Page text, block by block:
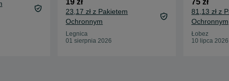
19 zł
23,17 zł z Pakietem
Ochronnym
Legnica
01 sierpnia 2026
75 zł
81,13 zł z
Ochronnym
Łobez
10 lipca 2026